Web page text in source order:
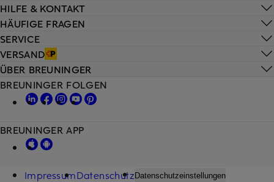
HILFE & KONTAKT
HÄUFIGE FRAGEN
SERVICE
VERSAND
ÜBER BREUNINGER
BREUNINGER FOLGEN
BREUNINGER APP
ImpressumDatenschutzDatenschutzeinstellungen